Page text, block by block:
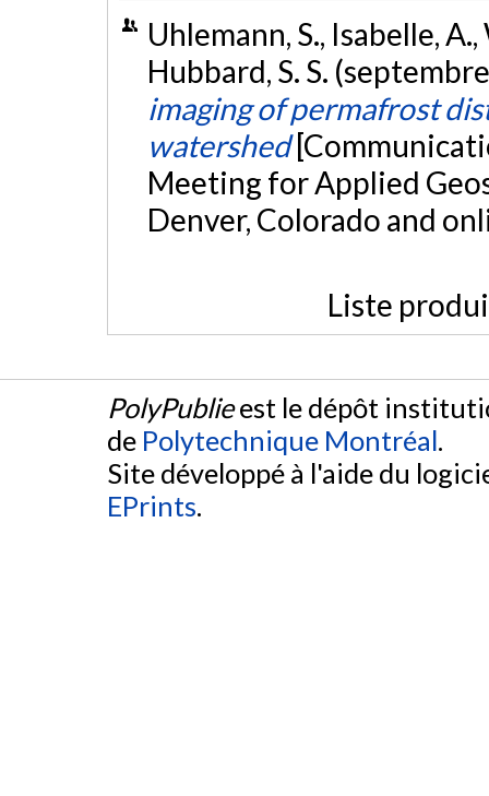
Uhlemann, S., Isabelle,
Hubbard, S. S.
imaging of permafrost
watershed
Meeting for Applied
Denver, Colorado and
Liste
PolyPublieest le dépôt
de Polytechnique Montréal.
Site développé à l'aide du
EPrints.